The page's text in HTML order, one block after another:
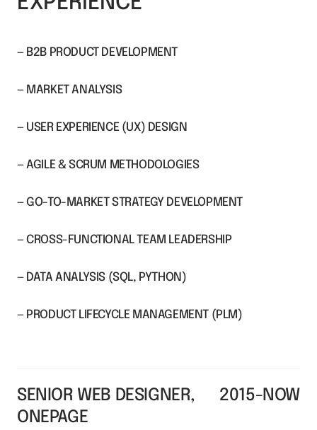
— MARKET ANALYSIS
— AGILE & SCRUM METHODOLOGIES
— CROSS-FUNCTIONAL TEAM LEADERSHIP
— PRODUCT LIFECYCLE MANAGEMENT (PLM)
SENIOR WEB DESIGNER,
ONEPAGE
2015-NOW